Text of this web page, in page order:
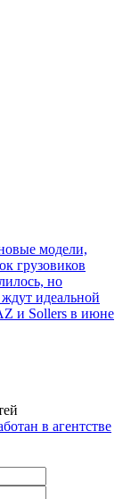
модели,
грузовиков
но
идеальной
и Sollers в июне
в агентстве